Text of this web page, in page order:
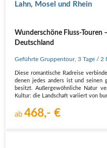
Lahn, Mosel und Rhein
Wunderschöne Fluss-Touren
Deutschland
Geführte Gruppentour,3 Tage / 2
Diese romantische Radreise
denen jedes anders ist und seinen
besitzt. Außergewöhnliche Natur
Kultur: die Landschaft variiert von
ab468,- €